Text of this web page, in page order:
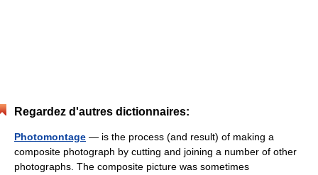
Regardez d'autres dictionnaires:
Photomontage — is the process (and result) of making a
composite photograph by cutting and joining a number of other
photographs. The composite picture was sometimes